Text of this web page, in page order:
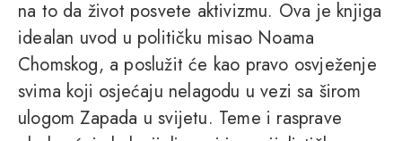
na to da život posvete aktivizmu. Ova je knjiga
idealan uvod u političku misao Noama
Chomskog, a poslužit će kao pravo osvježenje
svima koji osjećaju nelagodu u vezi sa širom
ulogom Zapada u svijetu. Teme i rasprave